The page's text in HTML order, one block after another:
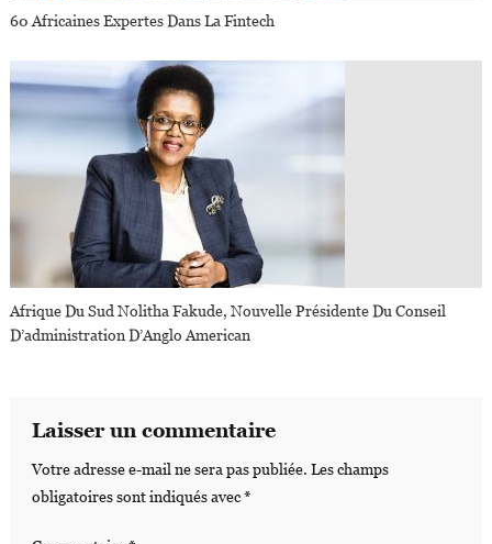
60 Africaines Expertes Dans La Fintech
Afrique Du Sud Nolitha Fakude, Nouvelle Présidente Du Conseil
D’administration D’Anglo American
Laisser un commentaire
Votre adresse e-mail ne sera pas publiée. Les champs
obligatoires sont indiqués avec*